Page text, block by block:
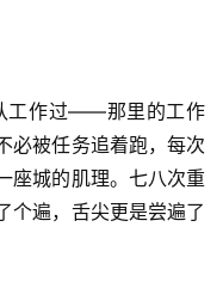
工作过——那里的工作
必被任务追着跑，每次
座城的肌理。七八次重
个遍，舌尖更是尝遍了